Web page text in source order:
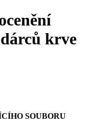
krve
SOUBORU